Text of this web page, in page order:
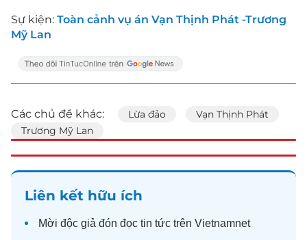
Sự kiện: Toàn cảnh vụ án Vạn Thịnh Phát -Trương
Mỹ Lan
Các chủ đề khác: Lừa đảo
Vạn Thịnh Phát
Trương Mỹ Lan
Liên kết hữu ích
Mời độc giả đón đọc tin tức trên Vietnamnet